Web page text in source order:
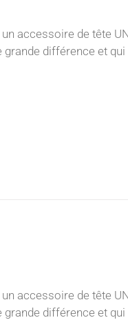
accessoire de tête
différence et
accessoire de tête
différence et